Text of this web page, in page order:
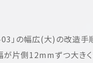
03」の幅広(大)の改造手
が片側12mmずつ大き